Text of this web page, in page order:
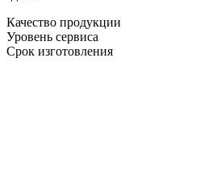
Качество продукции
Уровень сервиса
Срок изготовления